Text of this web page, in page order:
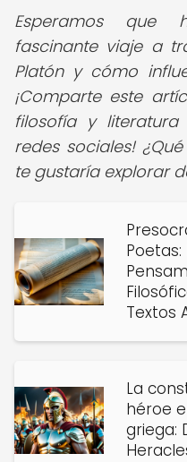
Esperamos que
fascinante viaje a
Platón y cómo
¡Comparte este
filosofía y
redes sociales!
te gustaría explorar
Poetas:
Textos
La
héroe
griega: